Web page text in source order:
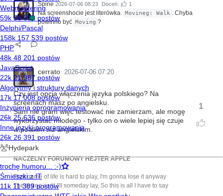
Spine 2026-07-06 08:23 Doceń: 1
Na screenshocie jest literówka. Movineg: Walk . Chyba
powinno być Moving ?
cerrato 2026-07-06 07:20
1
Czy jest opcja włączenia języka polskiego? Na
screenach masz po angielsku.
Sam nie gram więc testować nie zamierzam, ale mogę
wykorzystać młodego - tylko on o wiele lepiej się czuje
w polskim niż angielskim.
NACZELNY FORUMOWY HEJTER APPLE
That game of life is hard to play, I'm gonna lose it anyway
The losing card I'll someday lay, So this is all I have to say